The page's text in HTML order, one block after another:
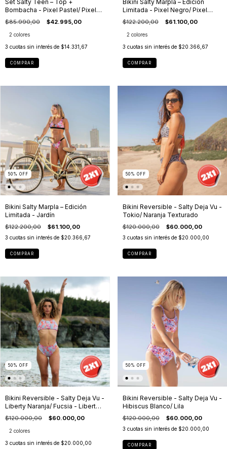
Set Salty Teen – Top +
Bombacha - Pixel Pastel/ Pixel
Negro
$85.990,00 $42.995,00
2 colores
3 cuotas sin interés de $14.331,67
COMPRAR
Bikini Salty Marpla – Edición
Limitada - Pixel Negro/ Pixel
Pastel
$122.200,00 $61.100,00
2 colores
3 cuotas sin interés de $20.366,67
COMPRAR
50 % OFF
Bikini Salty Marpla – Edición
Limitada - Jardín
$122.200,00 $61.100,00
3 cuotas sin interés de $20.366,67
COMPRAR
50 % OFF
Bikini Reversible - Salty Deja Vu -
Tokio/ Naranja Texturado
$120.000,00 $60.000,00
3 cuotas sin interés de $20.000,00
COMPRAR
50 % OFF
Bikini Reversible - Salty Deja Vu -
Liberty Naranja/ Fucsia - Liberty
Naranja/ Liberty Lila
$120.000,00 $60.000,00
2 colores
3 cuotas sin interés de $20.000,00
50 % OFF
Bikini Reversible - Salty Deja Vu -
Hibiscus Blanco/ Lila
$120.000,00 $60.000,00
3 cuotas sin interés de $20.000,00
COMPRAR